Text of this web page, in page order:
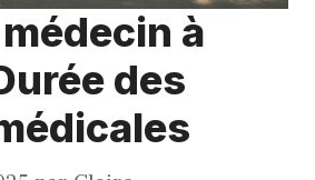
à
des